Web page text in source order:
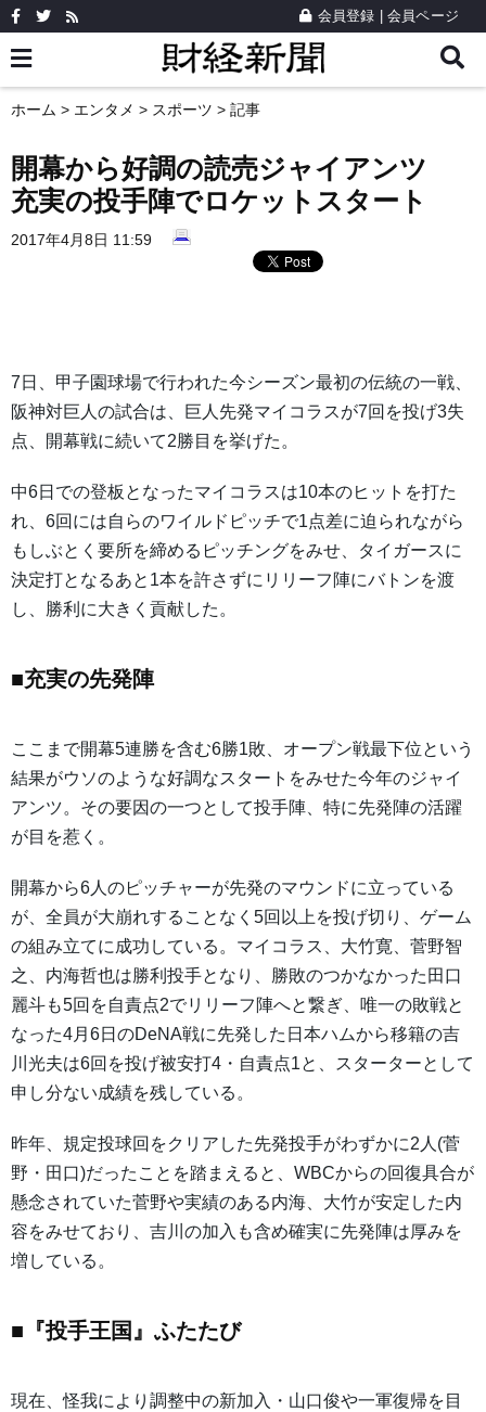
会員登録 会員ページ
ホーム > エンタメ > スポーツ > 記事
開幕から好調の読売ジャイアンツ
充実の投手陣でロケットスタート
2017年4月8日 11:59
7日、甲子園球場で行われた今シーズン最初の伝統の一戦、
阪神対巨人の試合は、巨人先発マイコラスが7回を投げ3失
点、開幕戦に続いて2勝目を挙げた。
中6日での登板となったマイコラスは10本のヒットを打た
れ、6回には自らのワイルドピッチで1点差に迫られながら
もしぶとく要所を締めるピッチングをみせ、タイガースに
決定打となるあと1本を許さずにリリーフ陣にバトンを渡
し、勝利に大きく貢献した。
■充実の先発陣
ここまで開幕5連勝を含む6勝1敗、オープン戦最下位という
結果がウソのような好調なスタートをみせた今年のジャイ
アンツ。その要因の一つとして投手陣、特に先発陣の活躍
が目を惹く。
開幕から6人のピッチャーが先発のマウンドに立っている
が、全員が大崩れすることなく5回以上を投げ切り、ゲーム
の組み立てに成功している。マイコラス、大竹寛、菅野智
之、内海哲也は勝利投手となり、勝敗のつかなかった田口
麗斗も5回を自責点2でリリーフ陣へと繋ぎ、唯一の敗戦と
なった4月6日のDeNA戦に先発した日本ハムから移籍の吉
川光夫は6回を投げ被安打4・自責点1と、スターターとして
申し分ない成績を残している。
昨年、規定投球回をクリアした先発投手がわずかに2人(菅
野・田口)だったことを踏まえると、WBCからの回復具合が
懸念されていた菅野や実績のある内海、大竹が安定した内
容をみせており、吉川の加入も含め確実に先発陣は厚みを
増している。
■『投手王国』ふたたび
現在、怪我により調整中の新加入・山口俊や一軍復帰を目